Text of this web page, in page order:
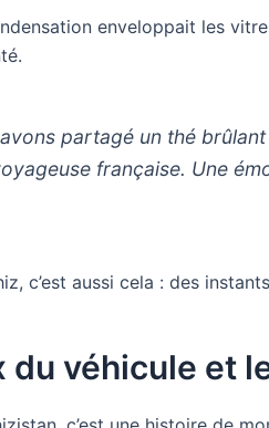
enveloppait les
partagé un thé
française. Une
c’est aussi cela : des
du véhicule et